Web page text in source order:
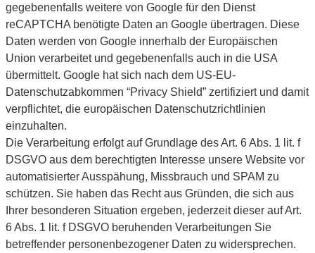
gegebenenfalls weitere von Google für den Dienst
reCAPTCHA benötigte Daten an Google übertragen. Diese
Daten werden von Google innerhalb der Europäischen
Union verarbeitet und gegebenenfalls auch in die USA
übermittelt. Google hat sich nach dem US-EU-
Datenschutzabkommen “Privacy Shield” zertifiziert und damit
verpflichtet, die europäischen Datenschutzrichtlinien
einzuhalten.
Die Verarbeitung erfolgt auf Grundlage des Art. 6 Abs. 1 lit. f
DSGVO aus dem berechtigten Interesse unsere Website vor
automatisierter Ausspähung, Missbrauch und SPAM zu
schützen. Sie haben das Recht aus Gründen, die sich aus
Ihrer besonderen Situation ergeben, jederzeit dieser auf Art.
6 Abs. 1 lit. f DSGVO beruhenden Verarbeitungen Sie
betreffender personenbezogener Daten zu widersprechen.